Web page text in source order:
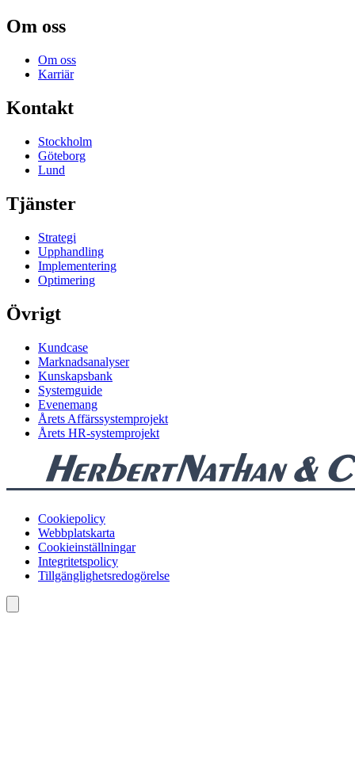
Om oss
Om oss
Karriär
Kontakt
Stockholm
Göteborg
Lund
Tjänster
Strategi
Upphandling
Implementering
Optimering
Övrigt
Kundcase
Marknadsanalyser
Kunskapsbank
Systemguide
Evenemang
Årets Affärssystemprojekt
Årets HR-systemprojekt
Cookiepolicy
Webbplatskarta
Cookieinställningar
Integritetspolicy
Tillgänglighetsredogörelse